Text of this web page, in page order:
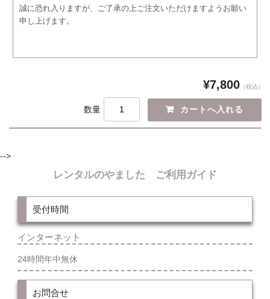
誠に恐れ入りますが、ご了承の上ご注文いただけますようお願い
申し上げます。
¥7,800 （税込）
数量
-->
レンタルのやました ご利用ガイド
受付時間
インターネット
24時間年中無休
お問合せ